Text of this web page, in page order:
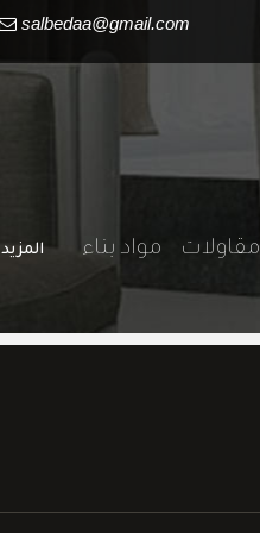
salbedaa@gmail.com
مقاولات مواد بناء المزيد